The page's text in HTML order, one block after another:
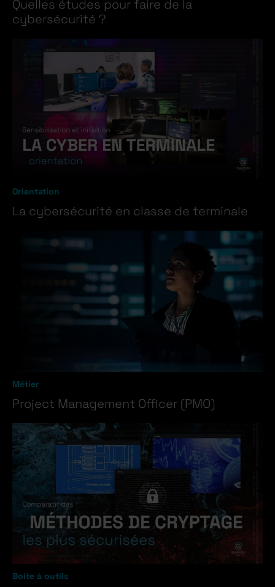
Quelles études pour faire de la
cybersécurité ?
Orientation
La cybersécurité en classe de terminale
Métier
Project Management Officer (PMO)
Boite à outils